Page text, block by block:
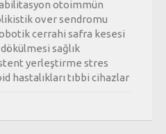
otoimmün
over sendromu
cerrahi safra kesesi
dökülmesi sağlık
yerleştirme stres
hastalıkları tıbbi cihazlar